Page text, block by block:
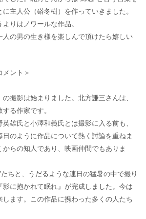
主人公（硲冬樹）を作っていきました。
りはノワールな作品。
人の男の生き様を楽しんで頂けたら嬉しい
ント＞
撮影は始まりました。北方謙三さんは、
る作家です。
雄氏と小澤和義氏とは撮影に入る前も、
のように作品について熱く討論を重ねま
からの知人であり、映画仲間でもありま
ちと、うだるような連日の猛暑の中で撮り
に抱かれて眠れ』が完成しました。今は
します。この作品に携わった多くの人たち